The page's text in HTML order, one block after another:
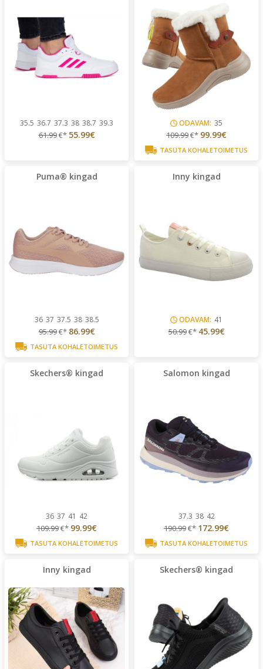
35.5 36.7 37.3 38 38.7 39.3
61.99€* 55.99€
ODAVAM: 35
109.99€* 99.99€
TASUTA KOHALETOIMETUS
Puma® kingad
36 37 37.5 38 38.5
95.99€* 86.99€
TASUTA KOHALETOIMETUS
Inny kingad
ODAVAM: 41
50.99€* 45.99€
Skechers® kingad
36 37 41 42
109.99€* 99.99€
TASUTA KOHALETOIMETUS
Salomon kingad
37.3 38 42
190.99€* 172.99€
TASUTA KOHALETOIMETUS
Inny kingad Skechers® kingad